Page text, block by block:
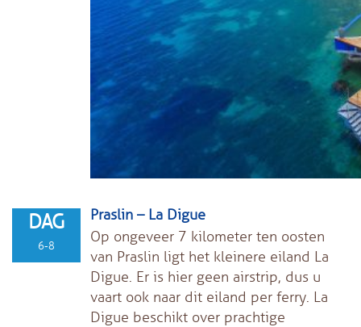
DAG
6-8
Praslin – La Digue
Op ongeveer 7 kilometer ten oosten
van Praslin ligt het kleinere eiland La
Digue. Er is hier geen airstrip, dus u
vaart ook naar dit eiland per ferry. La
Digue beschikt over prachtige